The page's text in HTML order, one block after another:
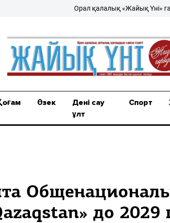
Орал қалалық «Жайық Үні» газеті
Өзек
Дені сау
ұлт
Спорт
до 2029